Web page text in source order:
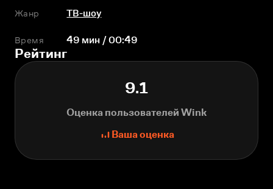
Жанр ТВ-шоу
Время 49 мин / 00:49
Рейтинг
9.1
Оценка пользователей Wink
Ваша оценка